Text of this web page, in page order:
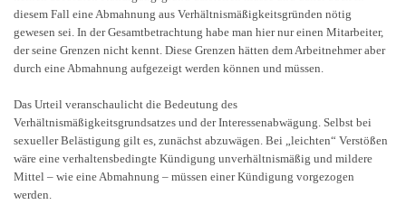
diesem Fall eine Abmahnung aus Verhältnismäßigkeitsgründen nötig
gewesen sei. In der Gesamtbetrachtung habe man hier nur einen Mitarbeiter,
der seine Grenzen nicht kennt. Diese Grenzen hätten dem Arbeitnehmer aber
durch eine Abmahnung aufgezeigt werden können und müssen.
Das Urteil veranschaulicht die Bedeutung des
Verhältnismäßigkeitsgrundsatzes und der Interessenabwägung. Selbst bei
sexueller Belästigung gilt es, zunächst abzuwägen. Bei „leichten“ Verstößen
wäre eine verhaltensbedingte Kündigung unverhältnismäßig und mildere
Mittel – wie eine Abmahnung – müssen einer Kündigung vorgezogen
werden.